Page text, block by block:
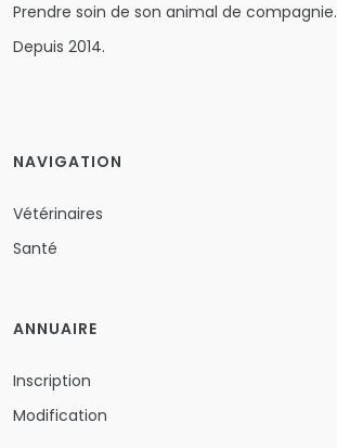
Prendre soin de son animal de compagnie.
Depuis 2014.
NAVIGATION
Vétérinaires
Santé
ANNUAIRE
Inscription
Modification